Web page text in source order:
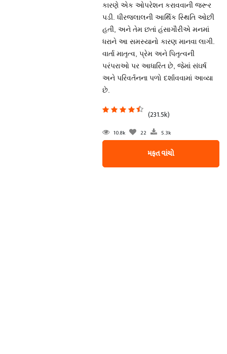
કારણે એક ઓપરેશન કરાવવાની જરૂર
પડી. ધીરજલાલની આર્થિક સ્થિતિ ઓછી
હતી, અને તેમ છતાં હંસાગૌરીએ મનમાં
ધરાને આ સમસ્યાનો કારણ માનવા લાગી.
વાર્તા માતૃત્વ, પ્રેમ અને પિતૃત્વની
પરંપરાઓ પર આધારિત છે, જેમાં સંઘર્ષ
અને પરિવર્તનના પળો દર્શાવવામાં આવ્યા
છે.
(231.5k)
10.8k 22 5.3k
મફત વાંચો